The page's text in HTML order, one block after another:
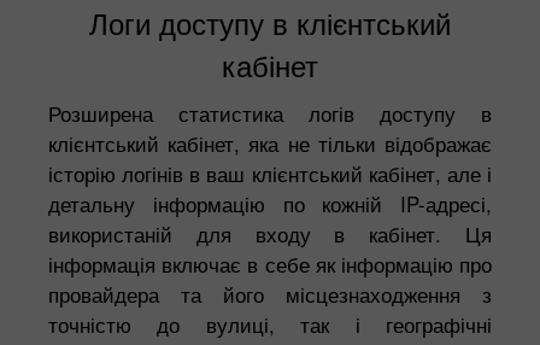
Логи доступу в клієнтський
кабінет
Розширена статистика логів доступу в
клієнтський кабінет, яка не тільки відображає
історію логінів в ваш клієнтський кабінет, але і
детальну інформацію по кожній IP-адресі,
використаній для входу в кабінет. Ця
інформація включає в себе як інформацію про
провайдера та його місцезнаходження з
точністю до вулиці, так і географічні